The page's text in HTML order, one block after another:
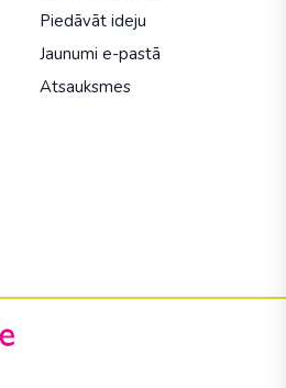
Piedāvāt ideju
Jaunumi e-pastā
Atsauksmes